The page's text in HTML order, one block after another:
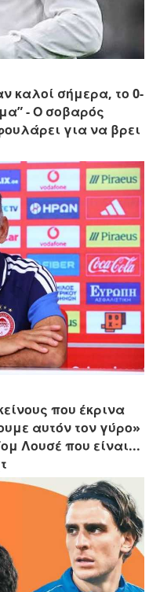
καλοί σήμερα, το 0-
- Ο σοβαρός
για να βρει
που έκρινα
αυτόν τον γύρο»
Λουσέ που είναι...